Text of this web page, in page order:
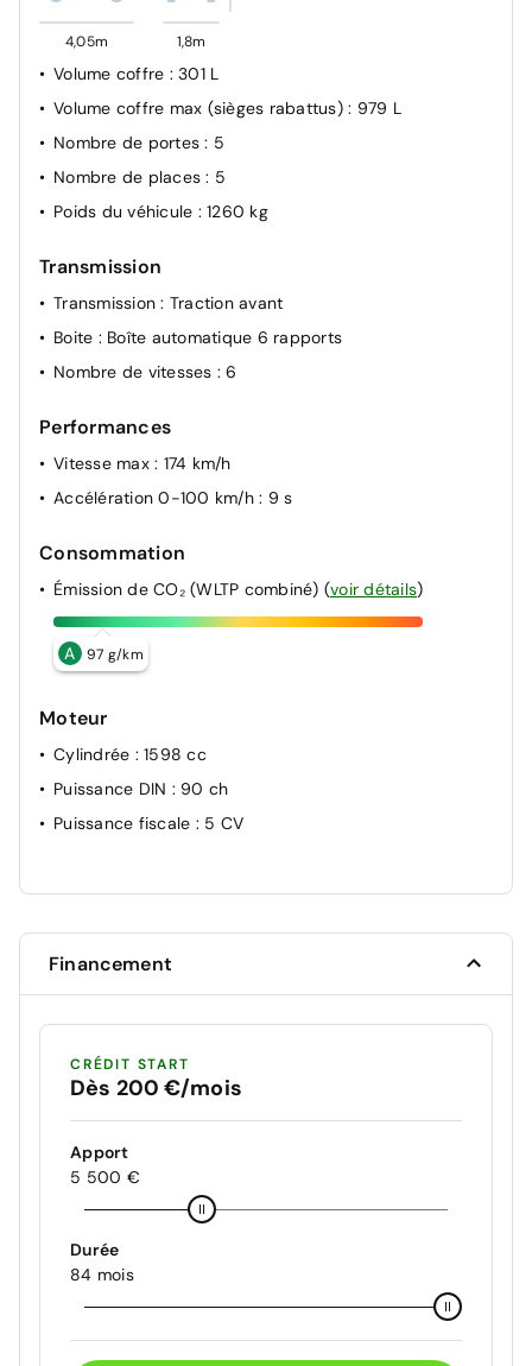
Airbags conducteur et passager
Airbags latéraux
Système d'antiblocage des roues (ABS)
4,05m 1,8m
Volume coffre : 301 L
Volume coffre max (sièges rabattus) : 979 L
Nombre de portes: 5
Nombre de places: 5
Poids du véhicule : 1260 kg
Transmission
Transmission: Traction avant
Boite : Boîte automatique 6 rapports
Nombre de vitesses : 6
Performances
Vitesse max : 174 km/h
Accélération 0-100 km/h : 9 s
Consommation
Émission de CO₂ (WLTP combiné) (voir détails)
A 97 g/km
Moteur
Cylindrée : 1598 cc
Puissance DIN : 90 ch
Puissance fiscale : 5 CV
Financement
CRÉDIT START
Dès 200 €/mois
Apport
5 500 €
Durée
84 mois